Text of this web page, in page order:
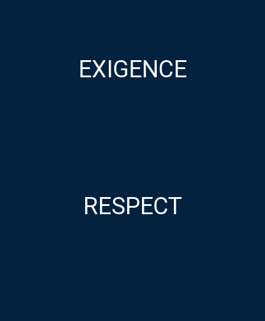
EXIGENCE
Pour offrir une prestation à la mesure des attentes de nos
clients, pas question de ménager nos efforts. Grâce à notre
exigence, nos réalisations répondent à de hauts critères de
RESPECT
Le respect de nos engagements, de nos clients, des riverains